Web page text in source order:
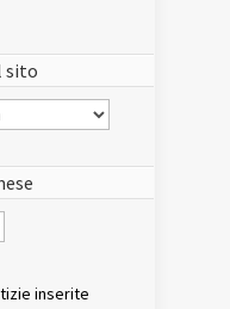
sito
inserite